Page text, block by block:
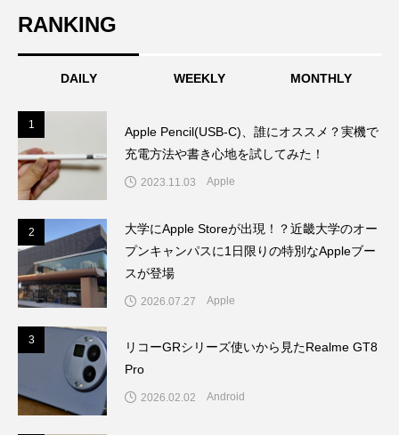
RANKING
DAILY WEEKLY MONTHLY
1
Apple Pencil(USB-C)、誰にオススメ？実機で
充電方法や書き心地を試してみた！
2023.11.03 Apple
2
大学にApple Storeが出現！？近畿大学のオー
プンキャンパスに1日限りの特別なAppleブー
スが登場
2026.07.27 Apple
3
リコーGRシリーズ使いから見たRealme GT8
Pro
2026.02.02 Android